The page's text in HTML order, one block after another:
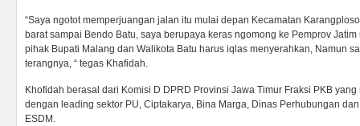
“Saya ngotot memperjuangan jalan itu mulai depan Kecamatan
barat sampai Bendo Batu, saya berupaya keras ngomong ke Pemprov
pihak Bupati Malang dan Walikota Batu harus iqlas menyerahkan, Namun
terangnya, “ tegas Khafidah.
Khofidah berasal dari Komisi D DPRD Provinsi Jawa Timur Fraksi PKB
dengan leading sektor PU, Ciptakarya, Bina Marga, Dinas Perhubungan
ESDM.